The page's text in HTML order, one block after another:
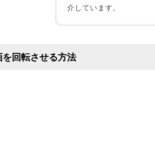
介しています。
回転させる方法